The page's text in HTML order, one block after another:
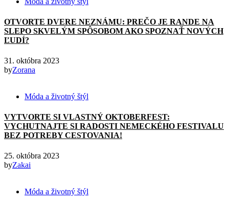
OTVORTE DVERE NEZNÁMU: PREČO JE RANDE NA
SLEPO SKVELÝM SPÔSOBOM AKO SPOZNAŤ NOVÝCH
ĽUDÍ?
31. októbra 2023
byZorana
Móda a životný štýl
VYTVORTE SI VLASTNÝ OKTOBERFEST:
VYCHUTNAJTE SI RADOSTI NEMECKÉHO FESTIVALU
BEZ POTREBY CESTOVANIA!
25. októbra 2023
byZakai
Móda a životný štýl